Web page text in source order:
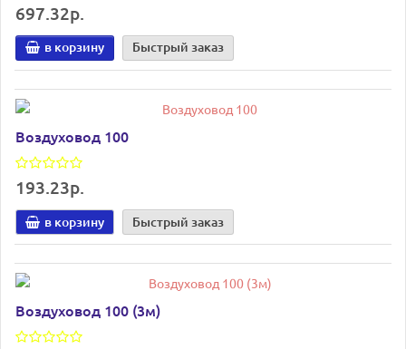
697.32р.
в корзину Быстрый заказ
Воздуховод 100
193.23р.
в корзину Быстрый заказ
Воздуховод 100 (3м)